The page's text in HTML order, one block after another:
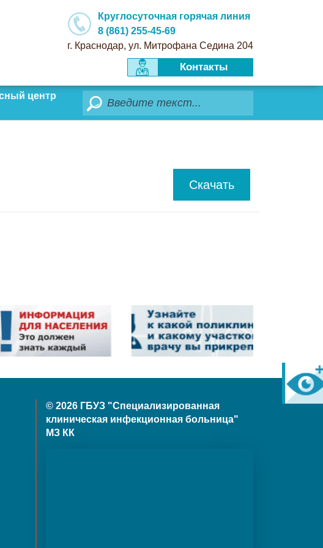
Круглосуточная горячая линия
8 (861) 255-45-69
г. Краснодар, ул. Митрофана Седина 204
Контакты
центр
Поиск
Скачать
© 2026 ГБУЗ "Специализированная
клиническая инфекционная больница"
МЗ КК